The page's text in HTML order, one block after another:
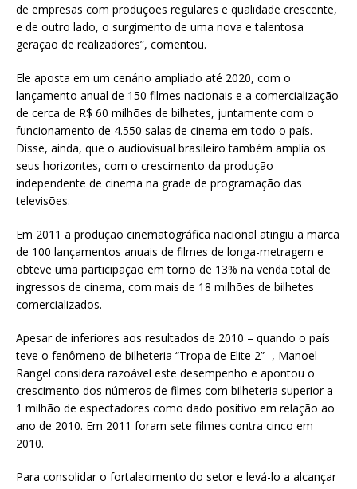
de empresas com produções regulares e qualidade crescente,
e de outro lado, o surgimento de uma nova e talentosa
geração de realizadores”, comentou.
Ele aposta em um cenário ampliado até 2020, com o
lançamento anual de 150 filmes nacionais e a comercialização
de cerca de R$ 60 milhões de bilhetes, juntamente com o
funcionamento de 4.550 salas de cinema em todo o país.
Disse, ainda, que o audiovisual brasileiro também amplia os
seus horizontes, com o crescimento da produção
independente de cinema na grade de programação das
televisões.
Em 2011 a produção cinematográfica nacional atingiu a marca
de 100 lançamentos anuais de filmes de longa-metragem e
obteve uma participação em torno de 13% na venda total de
ingressos de cinema, com mais de 18 milhões de bilhetes
comercializados.
Apesar de inferiores aos resultados de 2010 – quando o país
teve o fenômeno de bilheteria “Tropa de Elite 2” -, Manoel
Rangel considera razoável este desempenho e apontou o
crescimento dos números de filmes com bilheteria superior a
1 milhão de espectadores como dado positivo em relação ao
ano de 2010. Em 2011 foram sete filmes contra cinco em
2010.
Para consolidar o fortalecimento do setor e levá-lo a alcançar